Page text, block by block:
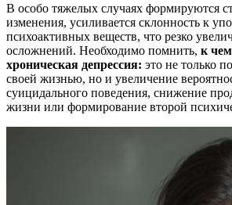
В особо тяжелых случаях формируются
изменения, усиливается склонность к
психоактивных веществ, что резко
осложнений. Необходимо помнить, к
хроническая депрессия: это не только
своей жизнью, но и увеличение
суицидального поведения, снижение
жизни или формирование второй